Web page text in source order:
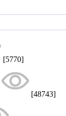
[5770]
[48743]